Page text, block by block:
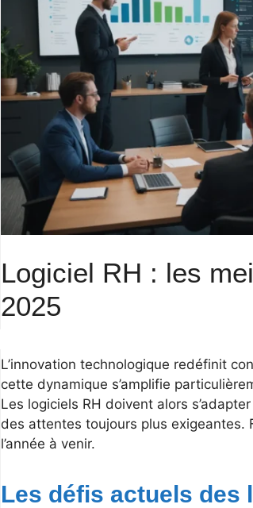
Logiciel RH : les
2025
L’innovation technologique redéfinit
cette dynamique s’amplifie
Les logiciels RH doivent alors
des attentes toujours plus exigeantes.
l’année à venir.
Les défis actuels des